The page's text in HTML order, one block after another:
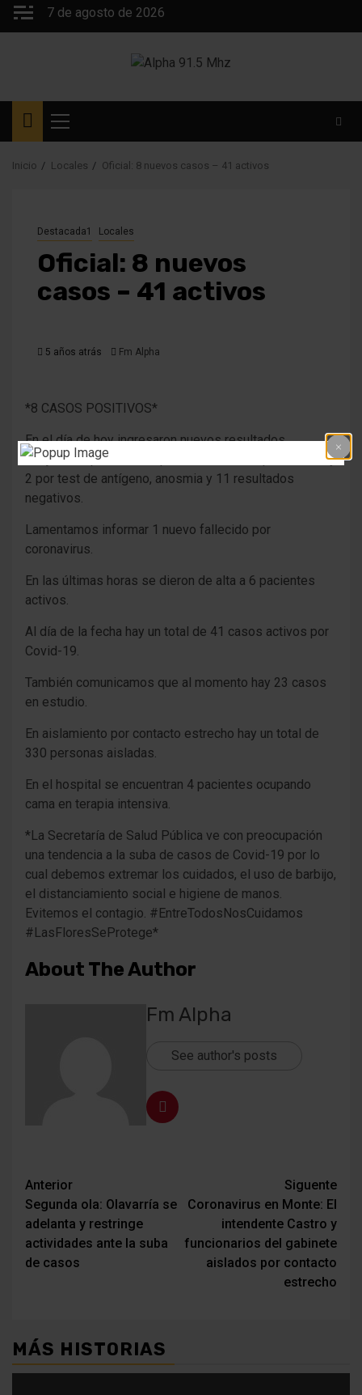
Saltar
7 de agosto de 2026
Menú
principal
Inicio Locales Oficial: 8 nuevos casos – 41 activos
Destacada1 Locales
Oficial: 8 nuevos
casos – 41 activos
5 años atrás Fm Alpha
*8 CASOS POSITIVOS*
En el día de hoy ingresaron nuevos resultados
arrojando 8 positivos. 6 por medio de hisopados PCR y
2 por test de antígeno, anosmia y 11 resultados
negativos.
Lamentamos informar 1 nuevo fallecido por
coronavirus.
En las últimas horas se dieron de alta a 6 pacientes
activos.
Al día de la fecha hay un total de 41 casos activos por
Covid-19.
También comunicamos que al momento hay 23 casos
en estudio.
En aislamiento por contacto estrecho hay un total de
330 personas aisladas.
En el hospital se encuentran 4 pacientes ocupando
cama en terapia intensiva.
*La Secretaría de Salud Pública ve con preocupación
una tendencia a la suba de casos de Covid-19 por lo
cual debemos extremar los cuidados, el uso de barbijo,
el distanciamiento social e higiene de manos.
Evitemos el contagio. #EntreTodosNosCuidamos
#LasFloresSeProtege*
About The Author
Fm Alpha
See author's posts
Navegación
de
entradas
Anterior
Segunda ola: Olavarría se
adelanta y restringe
actividades ante la suba
de casos
Siguente
Coronavirus en Monte: El
intendente Castro y
funcionarios del gabinete
aislados por contacto
estrecho
MÁS HISTORIAS